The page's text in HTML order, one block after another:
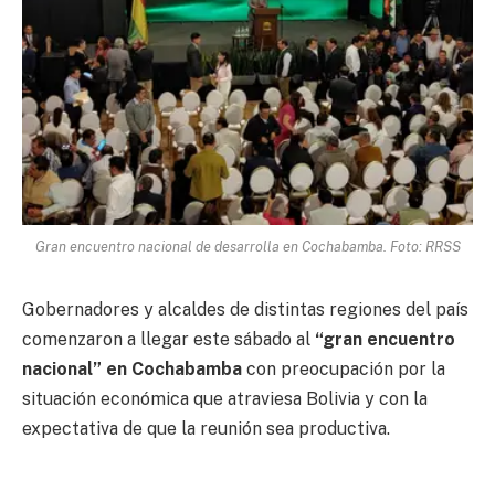
Gran encuentro nacional de desarrolla en Cochabamba. Foto: RRSS
Gobernadores y alcaldes de distintas regiones del país
comenzaron a llegar este sábado al “gran encuentro
nacional” en Cochabamba con preocupación por la
situación económica que atraviesa Bolivia y con la
expectativa de que la reunión sea productiva.